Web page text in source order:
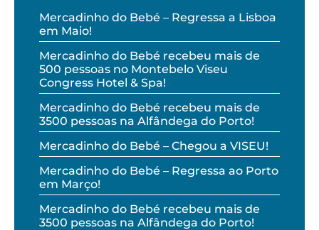
Mercadinho do Bebé – Regressa a Lisboa
em Maio!
Mercadinho do Bebé recebeu mais de
500 pessoas no Montebelo Viseu
Congress Hotel & Spa!
Mercadinho do Bebé recebeu mais de
3500 pessoas na Alfândega do Porto!
Mercadinho do Bebé – Chegou a VISEU!
Mercadinho do Bebé – Regressa ao Porto
em Março!
Mercadinho do Bebé recebeu mais de
3500 pessoas na Alfândega do Porto!